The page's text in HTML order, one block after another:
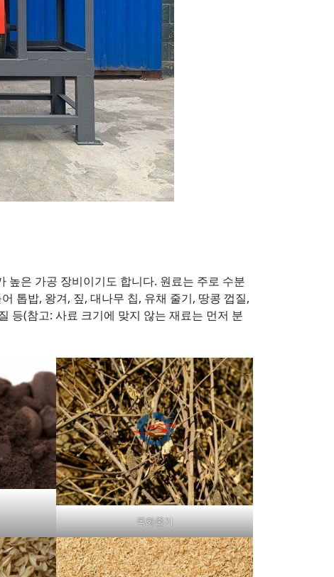
높은 가공 장비이기도 합니다. 원료는 주로 수분
톱밥, 왕겨, 짚, 대나무 칩, 유채 줄기, 땅콩 껍질,
등(참고: 사료 크기에 맞지 않는 재료는 먼저 분
목화줄기